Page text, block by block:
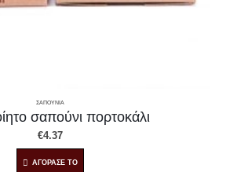
ΣΑΠΟΥΝΙΑ
σαπούνι πορτοκάλι
€4.37
ΑΓΟΡΑΣΕ ΤΟ